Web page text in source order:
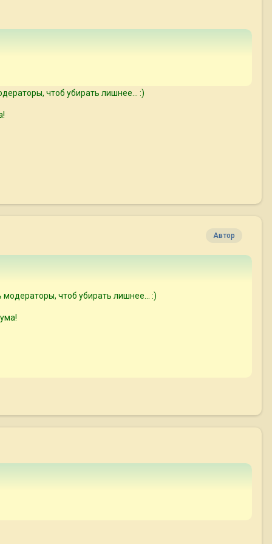
чтоб убирать лишнее... :)
Автор
чтоб убирать лишнее... :)